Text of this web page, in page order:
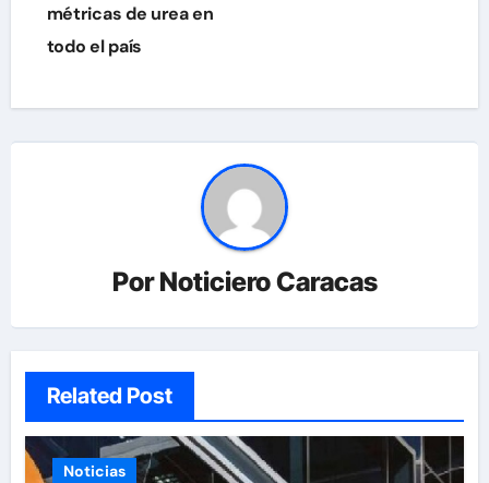
métricas de urea en
todo el país
PorNoticiero Caracas
Related Post
Noticias